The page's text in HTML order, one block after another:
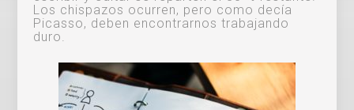
Los chispazos ocurren, pero como decía
Picasso, deben encontrarnos trabajando
duro.